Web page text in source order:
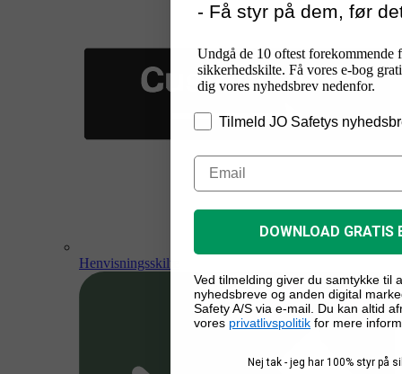
Henvisningsskilte
- Få styr på dem, før
Undgå de 10 oftest forekommende
sikkerhedskilte. Få vores e-bog
dig vores nyhedsbrev nedenfor.
Tilmeld JO Safetys
DOWNLOAD GRATIS
Ved tilmelding giver du samtykke til
nyhedsbreve og anden digital
Safety A/S via e-mail. Du kan altid
vores privatlivspolitik for mere
Nej tak - jeg har 100% styr på